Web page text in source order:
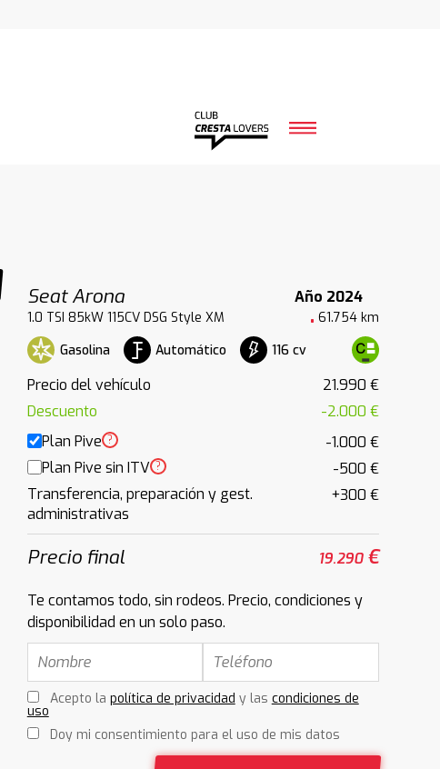
Seat Arona
Año 2024
1.0 TSI 85kW 115CV DSG Style XM
61.754 km
Gasolina
Automático 116 cv
Precio del vehículo
21.990 €
Descuento
-2.000 €
Plan Pive ?
-1.000 €
Plan Pive sin ITV ?
-500 €
Transferencia, preparación y gest.
administrativas
+300 €
Precio final 19.290€
Te contamos todo, sin rodeos. Precio, condiciones y
disponibilidad en un solo paso.
Acepto la política de privacidad y las condiciones de
uso
Doy mi consentimiento para el uso de mis datos